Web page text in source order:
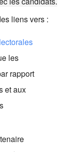
liens vers :
les
rapport
et aux